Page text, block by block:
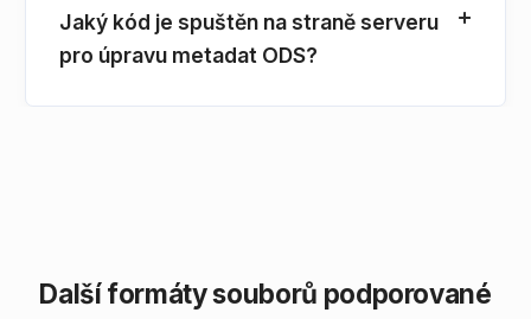
Jaký kód je spuštěn na straně serveru
pro úpravu metadat ODS?
Další formáty souborů podporované